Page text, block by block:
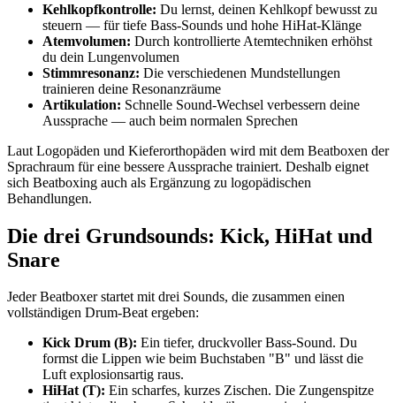
Kehlkopfkontrolle: Du lernst, deinen Kehlkopf bewusst zu
steuern — für tiefe Bass-Sounds und hohe HiHat-Klänge
Atemvolumen: Durch kontrollierte Atemtechniken erhöhst
du dein Lungenvolumen
Stimmresonanz: Die verschiedenen Mundstellungen
trainieren deine Resonanzräume
Artikulation: Schnelle Sound-Wechsel verbessern deine
Aussprache — auch beim normalen Sprechen
Laut Logopäden und Kieferorthopäden wird mit dem Beatboxen der
Sprachraum für eine bessere Aussprache trainiert. Deshalb eignet
sich Beatboxing auch als Ergänzung zu logopädischen
Behandlungen.
Die drei Grundsounds: Kick, HiHat und
Snare
Jeder Beatboxer startet mit drei Sounds, die zusammen einen
vollständigen Drum-Beat ergeben:
Kick Drum (B): Ein tiefer, druckvoller Bass-Sound. Du
formst die Lippen wie beim Buchstaben "B" und lässt die
Luft explosionsartig raus.
HiHat (T): Ein scharfes, kurzes Zischen. Die Zungenspitze